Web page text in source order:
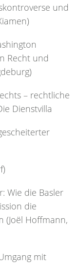
und
Recht und
– rechtliche
Dienstvilla
die Basler
die
(Joël Hoffmann,
mit